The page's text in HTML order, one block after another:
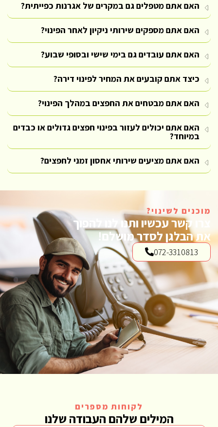
האם אתם מטפלים גם במקרים של אגרנות כפייתית?
האם אתם מספקים שירותי ניקיון לאחר הפינוי?
האם אתם עובדים גם בימי שישי ובסופי שבוע?
כיצד אתם קובעים את המחיר לפינוי דירה?
האם אתם מבטחים את החפצים במהלך הפינוי?
האם אתם יכולים לעזור בפינוי חפצים גדולים או כבדים
במיוחד?
האם אתם מציעים שירותי אחסון זמני לחפצים?
מוכנים לשינוי?
צרו קשר עכשיו ותנו לנו להפוך
את הבלגן לסדר מושלם!
072-3310813
לקוחות מספרים
המילים שלהם העבודה שלנו